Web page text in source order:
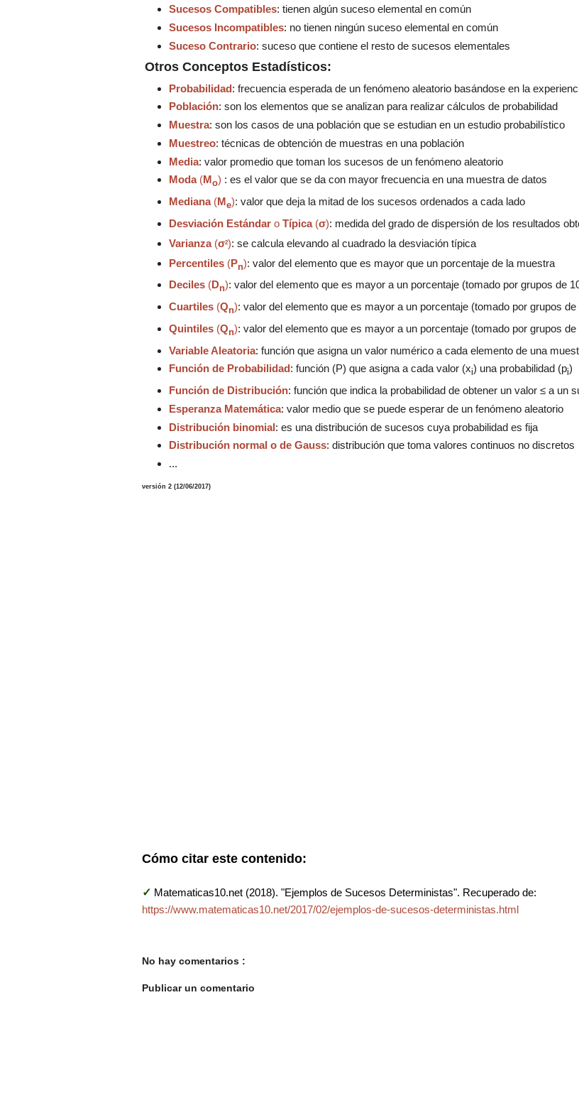
Sucesos Compatibles: tienen algún suceso elemental en común
Sucesos Incompatibles: no tienen ningún suceso elemental en común
Suceso Contrario: suceso que contiene el resto de sucesos elementales
Otros Conceptos Estadísticos:
Probabilidad: frecuencia esperada de un fenómeno aleatorio basándose en la
Población: son los elementos que se analizan para realizar cálculos de probabilidad
Muestra: son los casos de una población que se estudian en un estudio probabilístico
Muestreo: técnicas de obtención de muestras en una población
Media: valor promedio que toman los sucesos de un fenómeno aleatorio
Moda (Mo) : es el valor que se da con mayor frecuencia en una muestra de datos
Mediana (Me): valor que deja la mitad de los sucesos ordenados a cada lado
Desviación Estándar o Típica (σ): medida del grado de dispersión de los resultados
Varianza (σ2): se calcula elevando al cuadrado la desviación típica
Percentiles (Pn): valor del elemento que es mayor que un porcentaje de la muestra
Deciles (Dn): valor del elemento que es mayor a un porcentaje (tomado por grupos de
Cuartiles (Qn): valor del elemento que es mayor a un porcentaje (tomado por grupos de
Quintiles (Qn): valor del elemento que es mayor a un porcentaje (tomado por grupos de
Variable Aleatoria: función que asigna un valor numérico a cada elemento de una
Función de Probabilidad: función (P) que asigna a cada valor (xi) una probabilidad (pi)
Función de Distribución: función que indica la probabilidad de obtener un valor ≤ a un
Esperanza Matemática: valor medio que se puede esperar de un fenómeno aleatorio
Distribución binomial: es una distribución de sucesos cuya probabilidad es fija
Distribución normal o de Gauss: distribución que toma valores continuos no discretos
...
versión 2 (12/06/2017)
Cómo citar este contenido:
✓ Matematicas10.net (2018). "Ejemplos de Sucesos Deterministas". Recuperado de:
https://www.matematicas10.net/2017/02/ejemplos-de-sucesos-deterministas.html
No hay comentarios :
Publicar un comentario